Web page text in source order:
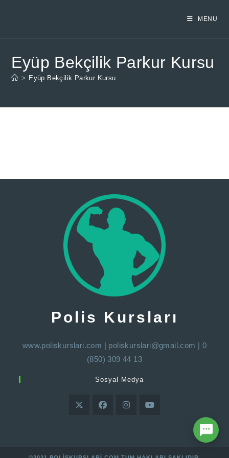
MENU
Eyüp Bekçilik Parkur Kursu
> Eyüp Bekçilik Parkur Kursu
Polis Kursları
www.poliskurslari.com | poliskurslari@gmail.com | 0
(850) 309 44 13
Sosyal Medya